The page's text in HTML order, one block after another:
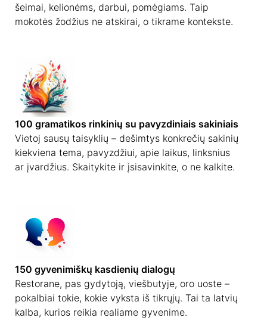
šeimai, kelionėms, darbui, pomėgiams. Taip
mokotės žodžius ne atskirai, o tikrame kontekste.
100 gramatikos rinkinių su pavyzdiniais sakiniais
Vietoj sausų taisyklių – dešimtys konkrečių sakinių
kiekviena tema, pavyzdžiui, apie laikus, linksnius
ar įvardžius. Skaitykite ir įsisavinkite, o ne kalkite.
150 gyvenimiškų kasdienių dialogų
Restorane, pas gydytoją, viešbutyje, oro uoste –
pokalbiai tokie, kokie vyksta iš tikrųjų. Tai ta latvių
kalba, kurios reikia realiame gyvenime.